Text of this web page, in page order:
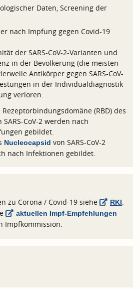
Daten, Screening der
nach Impfung gegen Covid-19
der SARS-CoV-2-Varianten und
in der Bevölkerung (die meisten
Antikörper gegen SARS-CoV-
in der Individualdiagnostik
verloren.
(RBD) des
SARS-CoV-2 werden nach
gebildet.
Nucleocapsid von SARS-CoV-2
nach Infektionen gebildet.
zu Corona / Covid-19 siehe RKI.
aktuellen Impf-Empfehlungen
Impfkommission.